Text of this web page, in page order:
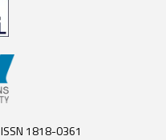
ISSN 1818-0361